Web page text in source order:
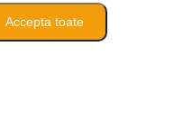
Accepta toate